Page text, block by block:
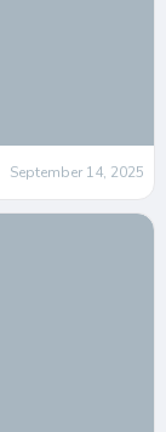
September 14, 2025